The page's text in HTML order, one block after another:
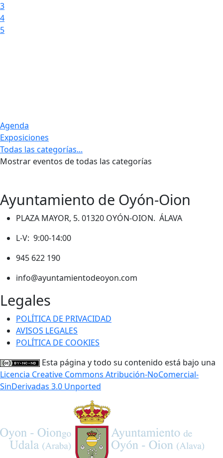
3
4
5
Agenda
Exposiciones
Todas las categorías...
Mostrar eventos de todas las categorías
Ayuntamiento de Oyón-Oion
PLAZA MAYOR, 5. 01320 OYÓN-OION. ÁLAVA
L-V: 9:00-14:00
945 622 190
info@ayuntamientodeoyon.com
Legales
POLÍTICA DE PRIVACIDAD
AVISOS LEGALES
POLÍTICA DE COOKIES
Esta página y todo su contenido está bajo una
Licencia Creative Commons Atribución-NoComercial-
SinDerivadas 3.0 Unported